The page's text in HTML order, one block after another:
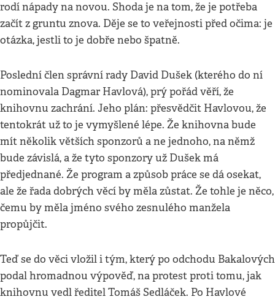
rodí nápady na novou. Shoda je na tom, že je potřeba
začít z gruntu znova. Děje se to veřejnosti před očima: je
otázka, jestli to je dobře nebo špatně.
Poslední člen správní rady David Dušek (kterého do ní
nominovala Dagmar Havlová), prý pořád věří, že
knihovnu zachrání. Jeho plán: přesvědčit Havlovou, že
tentokrát už to je vymyšlené lépe. Že knihovna bude
mít několik větších sponzorů a ne jednoho, na němž
bude závislá, a že tyto sponzory už Dušek má
předjednané. Že program a způsob práce se dá osekat,
ale že řada dobrých věcí by měla zůstat. Že tohle je něco,
čemu by měla jméno svého zesnulého manžela
propůjčit.
Teď se do věci vložil i tým, který po odchodu Bakalových
podal hromadnou výpověď, na protest proti tomu, jak
knihovnu vedl ředitel Tomáš Sedláček. Po Havlové